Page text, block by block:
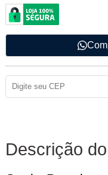
Descrição